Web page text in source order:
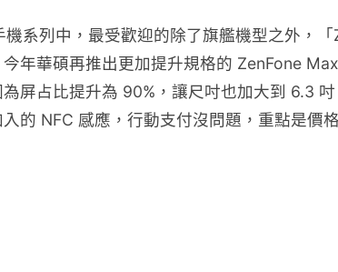
機系列中，最受歡迎的除了旗艦機型之外，
年華碩再推出更加提升規格的 ZenFone
為屏占比提升為 90%，讓尺吋也加大到 6.3
的 NFC 感應，行動支付沒問題，重點是價